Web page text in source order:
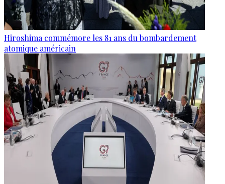
Hiroshima commémore les 81 ans du bombardement
atomique américain